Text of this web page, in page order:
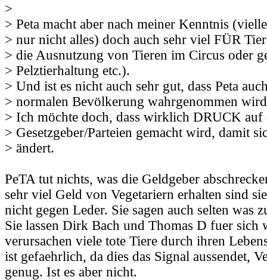
>
> Peta macht aber nach meiner Kenntnis
> nur nicht alles) doch auch sehr viel FÜR
> die Ausnutzung von Tieren im Circus oder
> Pelztierhaltung etc.).
> Und ist es nicht auch sehr gut, dass Peta
> normalen Bevölkerung wahrgenommen
> Ich möchte doch, dass wirklich DRUCK auf
> Gesetzgeber/Parteien gemacht wird, damit
> ändert.
PeTA tut nichts, was die Geldgeber
sehr viel Geld von Vegetariern erhalten sind
nicht gegen Leder. Sie sagen auch selten was
Sie lassen Dirk Bach und Thomas D fuer sich
verursachen viele tote Tiere durch ihren
ist gefaehrlich, da dies das Signal aussendet,
genug. Ist es aber nicht.